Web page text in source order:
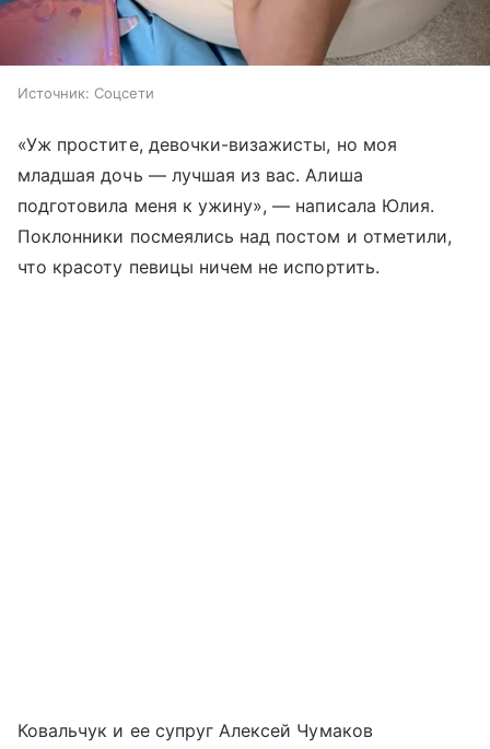
Источник: Соцсети
«Уж простите, девочки-визажисты, но моя
младшая дочь — лучшая из вас. Алиша
подготовила меня к ужину», — написала Юлия.
Поклонники посмеялись над постом и отметили,
что красоту певицы ничем не испортить.
Ковальчук и ее супруг Алексей Чумаков